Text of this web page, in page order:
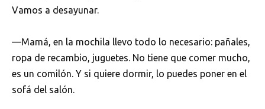
Vamos a desayunar.
—Mamá, en la mochila llevo todo lo necesario: pañales,
ropa de recambio, juguetes. No tiene que comer mucho,
es un comilón. Y si quiere dormir, lo puedes poner en el
sofá del salón.